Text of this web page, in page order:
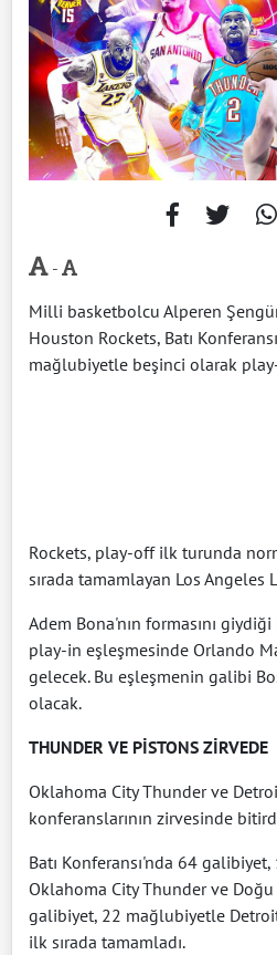
-
Milli basketbolcu Alperen
Houston Rockets, Batı
mağlubiyetle beşinci olarak
Rockets, play-off ilk turunda
sırada tamamlayan Los Angeles
Adem Bona'nın formasını
play-in eşleşmesinde Orlando
gelecek. Bu eşleşmenin galibi
olacak.
THUNDER VE PİSTONS ZİRVEDE
Oklahoma City Thunder ve
konferanslarının zirvesinde
Batı Konferansı'nda 64
Oklahoma City Thunder ve Doğu
galibiyet, 22 mağlubiyetle
ilk sırada tamamladı.